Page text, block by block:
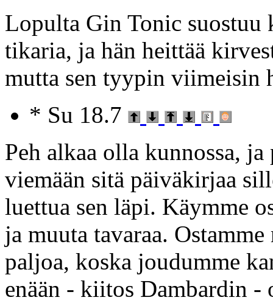
Lopulta Gin Tonic
tikaria, ja hän heittää
mutta sen tyypin viimeisin
* Su 18.7
Peh alkaa olla kunnossa,
viemään sitä päiväkirjaa
luettua sen läpi. Käymme
ja muuta tavaraa.
paljoa, koska joudumme
enään - kiitos Dambardin -